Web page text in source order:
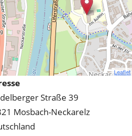
Leaflet
Straße 39
Mosbach-Neckarelz